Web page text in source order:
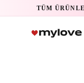
TÜM